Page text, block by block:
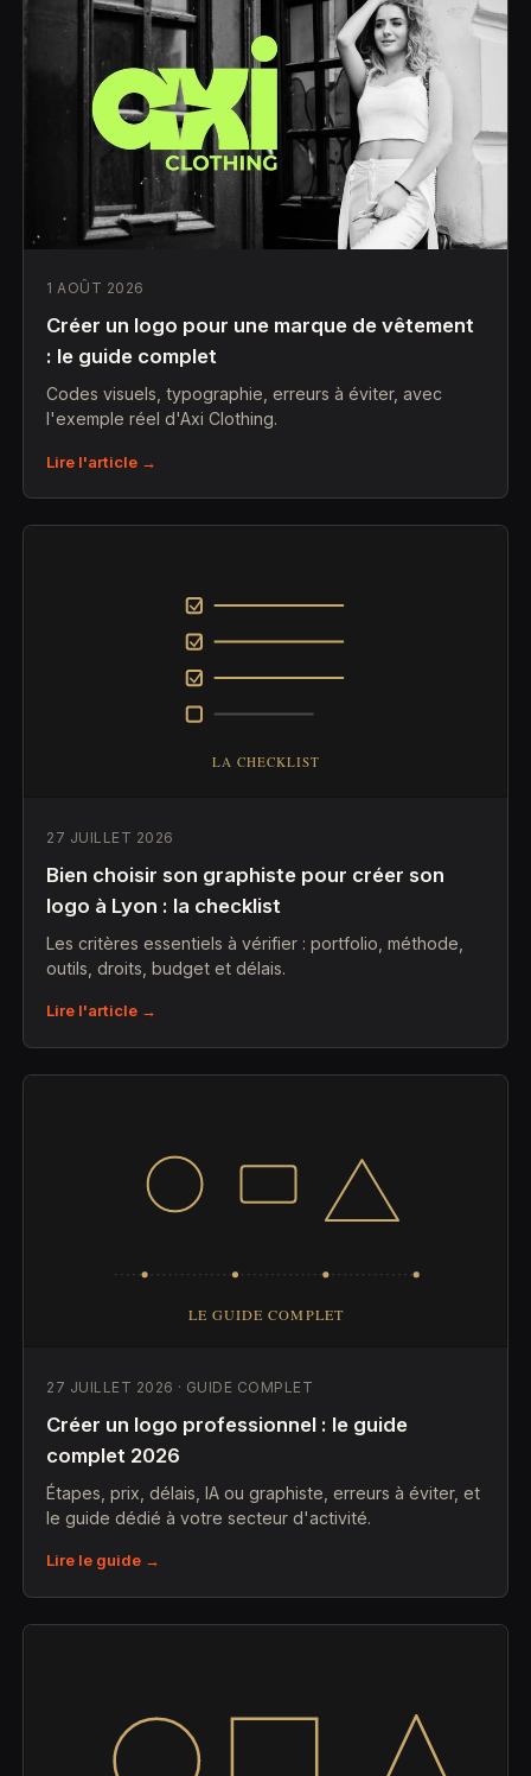
1 AOÛT 2026
Créer un logo pour une marque de vêtement
: le guide complet
Codes visuels, typographie, erreurs à éviter, avec
l'exemple réel d'Axi Clothing.
Lire l'article →
27 JUILLET 2026
Bien choisir son graphiste pour créer son
logo à Lyon : la checklist
Les critères essentiels à vérifier : portfolio, méthode,
outils, droits, budget et délais.
Lire l'article →
27 JUILLET 2026 · GUIDE COMPLET
Créer un logo professionnel : le guide
complet 2026
Étapes, prix, délais, IA ou graphiste, erreurs à éviter, et
le guide dédié à votre secteur d'activité.
Lire le guide →